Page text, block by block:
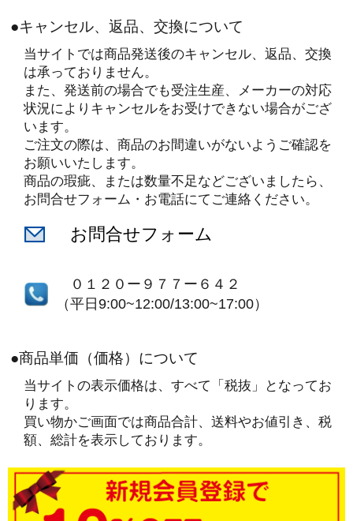
●キャンセル、返品、交換について
当サイトでは商品発送後のキャンセル、返品、交換
は承っておりません。
また、発送前の場合でも受注生産、メーカーの対応
状況によりキャンセルをお受けできない場合がござ
います。
ご注文の際は、商品のお間違いがないようご確認を
お願いいたします。
商品の瑕疵、または数量不足などございましたら、
お問合せフォーム・お電話にてご連絡ください。
お問合せフォーム
０１２０ー９７７ー６４２
（平日9:00~12:00/13:00~17:00）
●商品単価（価格）について
当サイトの表示価格は、すべて「税抜」となってお
ります。
買い物かご画面では商品合計、送料やお値引き、税
額、総計を表示しております。